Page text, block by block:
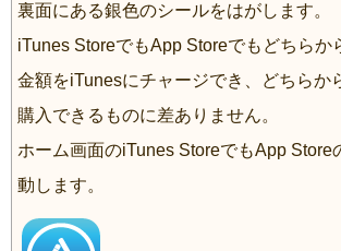
裏面にある銀色のシールをはがします。
iTunes StoreでもApp Storeでもどちらか
金額をiTunesにチャージでき、どちらか
購入できるものに差ありません。
ホーム画面のiTunes StoreでもApp Store
動します。